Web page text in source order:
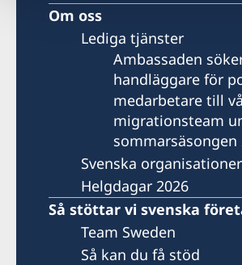
Om oss
Lediga tjänster
Ambassaden
handläggare för
medarbetare till
migrationsteam
sommarsäsongen
Svenska organisationer
Helgdagar 2026
Så stöttar vi svenska
Team Sweden
Så kan du få stöd